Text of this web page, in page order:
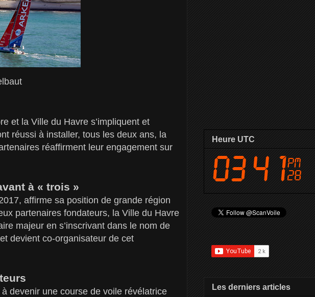
et la Ville du Havre s’impliquent et
réussi à installer, tous les deux ans, la
réaffirment leur engagement sur
à « trois »
affirme sa position de grande région
partenaires fondateurs, la Ville du Havre
majeur en s’inscrivant dans le nom de
devient co-organisateur de cet
devenir une course de voile révélatrice
Heure UTC
Les derniers articles